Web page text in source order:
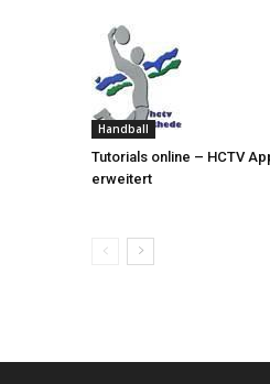
Handball
Tutorials online – HCTV
erweitert